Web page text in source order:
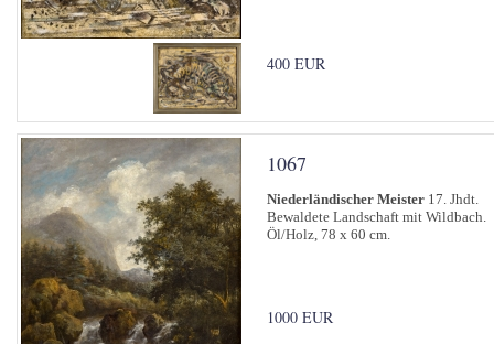
400 EUR
1067
Niederländischer Meister 17. Jhdt.
Bewaldete Landschaft mit Wildbach.
Öl/Holz, 78 x 60 cm.
1000 EUR